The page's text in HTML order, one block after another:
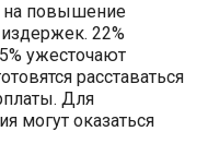
на повышение
22%
ужесточают
расставаться
Для
могут оказаться